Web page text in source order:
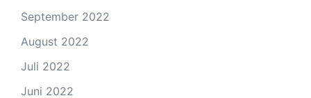
September 2022
August 2022
Juli 2022
Juni 2022